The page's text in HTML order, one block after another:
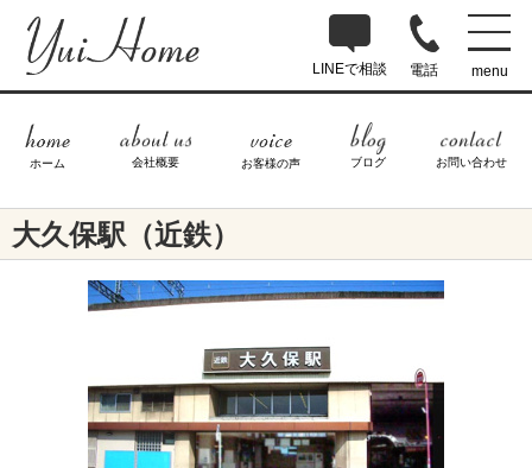
LINEで相談 電話 menu
ホーム 会社概要 お客様の声 ブログ お問い合わせ
大久保駅（近鉄）